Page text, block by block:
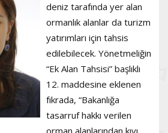
deniz tarafında yer alan
ormanlık alanlar da turizm
yatırımları için tahsis
edilebilecek. Yönetmeliğin
“Ek Alan Tahsisi” başlıklı
12. maddesine eklenen
fıkrada, “Bakanlığa
tasarruf hakkı verilen